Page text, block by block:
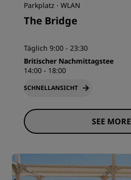
Parkplatz · WLAN
The Bridge
Täglich 9:00 - 23:30
Britischer Nachmittagstee
14:00 - 18:00
SCHNELLANSICHT
SEE MORE